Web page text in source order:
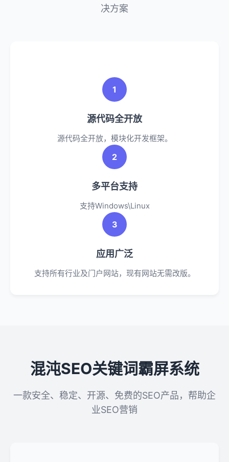
决方案
1
源代码全开放
源代码全开放，模块化开发框架。
2
多平台支持
支持Windows\Linux
3
应用广泛
支持所有行业及门户网站，现有网站无需改版。
混沌SEO关键词霸屏系统
一款安全、稳定、开源、免费的SEO产品，帮助企
业SEO营销